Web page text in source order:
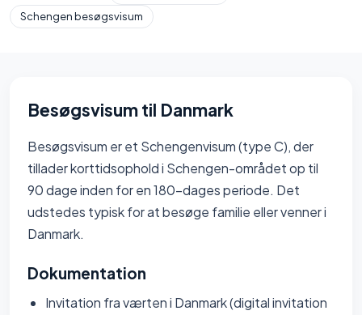
Schengen besøgsvisum
Besøgsvisum til Danmark
Besøgsvisum er et Schengenvisum (type C), der
tillader korttidsophold i Schengen-området op til
90 dage inden for en 180-dages periode. Det
udstedes typisk for at besøge familie eller venner i
Danmark.
Dokumentation
Invitation fra værten i Danmark (digital invitation